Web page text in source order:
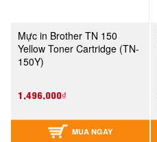
Mực in Brother TN 150
Yellow Toner Cartridge (TN-
150Y)
1,496,000₫
MUA NGAY